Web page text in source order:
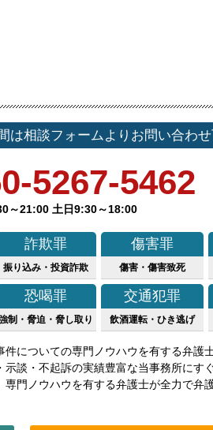
5267-5462
は相談フォームよりお問い合わ
～21:00 土日9:30～18:00
詐欺罪
振り込み・投資詐欺
傷害罪
傷害・傷害致死
恐喝罪
制・脅迫・脅し取り
交通犯罪
飲酒運転・ひき逃げ
についての専門ノウハウを有する弁護
談・不起訴の実績豊富な当事務所にす
門ノウハウを有する弁護士が全力で弁